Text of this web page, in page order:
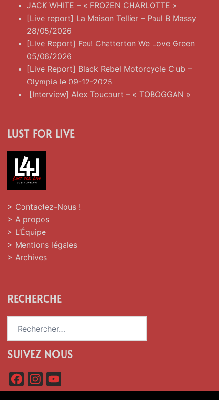
JACK WHITE – « FROZEN CHARLOTTE »
[Live report] La Maison Tellier – Paul B Massy
28/05/2026
[Live Report] Feu! Chatterton We Love Green
05/06/2026
[Live Report] Black Rebel Motorcycle Club –
Olympia le 09-12-2025
[Interview] Alex Toucourt – « TOBOGGAN »
LUST FOR LIVE
> Contactez-Nous !
> A propos
> L’Équipe
> Mentions légales
> Archives
RECHERCHE
SUIVEZ NOUS
a
n
o